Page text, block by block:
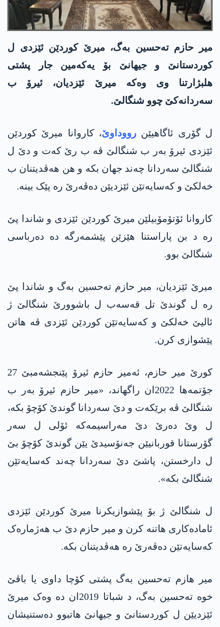
میر حازم تەحسین بەگ، میرێ کوردێن ئێزدی ل
کوردستانێ و جیهانێ بۆ یەکەمین جار پشتی
هلبژارتنا وی وەکە میرێ ئێزدیان، ئیرۆ ب
سەردانەکێ چوو شنگالێ.
ل گۆری ئاگاهیێن رووداوێ، کاروانا میرێ کوردێن
ئێزدی ئیرۆ بەر ب شنگالێ ڤە ب رێ کەت و دێ ل
شنگالێ سەردانا چەند جهان بکە و هن هەڤدیتنان ب
خەلکێ و کەسایەتێن ئێزدیێن دەڤەرێ رە پێک بینە.
کاروانا ئۆتۆمۆبیلێن میرێ کوردێن ئێزدی و شاندا پێ
رە د بن پاراستنا هێزێن پێشمەرگە دە دەرباسی
شنگالێ بوو.
میرێ ئێزدیان، میر حازم تەحسین بەگ و شاندا پێ
رە ل گوندێ تل قەسەب ل باشوورێ شنگالێ ژ
ئالیێ خەلکێ و کەسایەتێن کوردێن ئێزدی ڤە هاتن
پێشوازی کرن.
کورێ میر حازم، ئەمیر حازم ئیرۆ پێنجشەمبێ 27
جۆتمەها 2022ان راگهاند، «میر حازم ئیرۆ بەر ب
شنگالێ ڤە برێکەت و دێ سەردانا گوندێ کۆچۆ بکە،
ل وێ دەرێ دێ مەراسیمەکە ئۆلی ل سەر
گۆرستانا قوربانیێن جەنۆسیدێ یێن گوندێ کۆچۆ بێ
ل دارخستن، پاشێ دێ سەردانا چەند کەسایەتێن
شنگالێ بکە».
ل شنگالێ ژ بۆ پێشوازیکرنا میرێ کوردێن ئێزدی
ئامادەکاری هاتنە کرن و میر حازم دێ ب هەژمارەک
کەسایەتێن دەڤەرێ رە هەڤدیتنان بکە.
میر هازم تەحسین بەگ پشتی کۆچا داوی یا باڤێ
خوە تەحسین بەگ، د شباتا 2019ان دە وەک میرێ
ئێزدیێن ل کوردستانێ و جیهانێ هاتبوو دەستنیشان